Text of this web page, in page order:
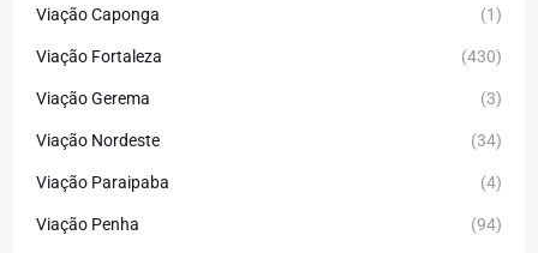
Viação Caponga (1)
Viação Fortaleza (430)
Viação Gerema (3)
Viação Nordeste (34)
Viação Paraipaba (4)
Viação Penha (94)